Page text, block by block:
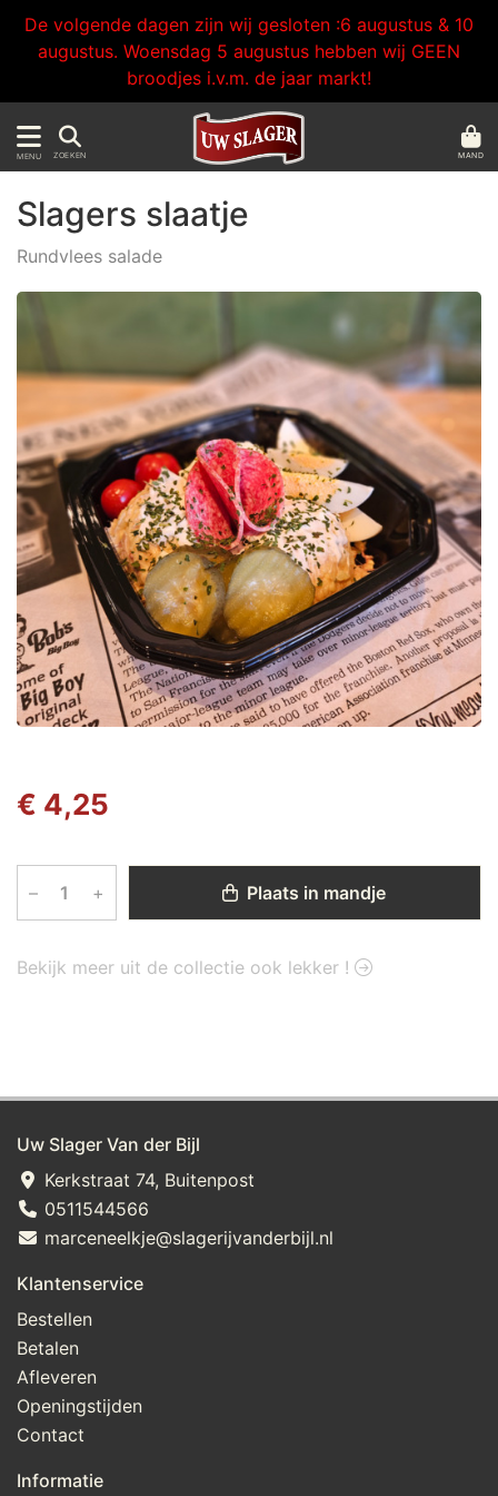
De volgende dagen zijn wij gesloten :6 augustus & 10
augustus. Woensdag 5 augustus hebben wij GEEN
broodjes i.v.m. de jaar markt!
MENU ZOEKEN MAND
Slagers slaatje
Rundvlees salade
€ 4,25
– + Plaats in mandje
Bekijk meer uit de collectie ook lekker !
Uw Slager Van der Bijl
Kerkstraat 74, Buitenpost
0511544566
marceneelkje@slagerijvanderbijl.nl
Klantenservice
Bestellen
Betalen
Afleveren
Openingstijden
Contact
Informatie